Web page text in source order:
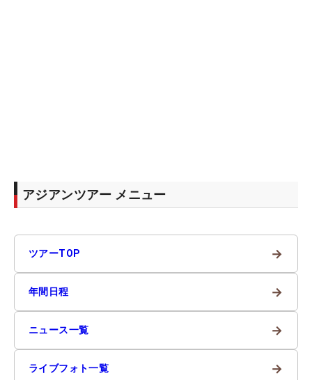
アジアンツアー メニュー
ツアーTOP →
年間日程 →
ニュース一覧 →
ライブフォト一覧 →